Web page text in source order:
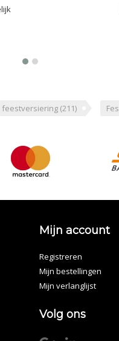
feestversiering (211)
Mijn account
Registreren
Mijn bestellingen
Mijn verlanglijst
Volg ons